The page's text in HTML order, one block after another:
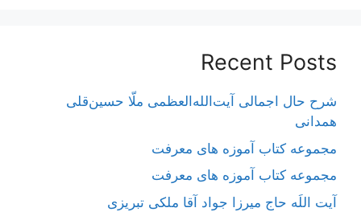
Recent Posts
شرح حال اجمالی آیت‌الله‌العظمی ملّا حسین‌قلی
همدانی
مجموعه کتاب آموزه های معرفت
مجموعه کتاب آموزه های معرفت
آیت اللَه حاج میرزا جواد آقا ملکی تبریزی